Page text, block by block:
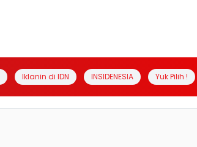
Iklanin di IDN INSIDENESIA Yuk Pilih !